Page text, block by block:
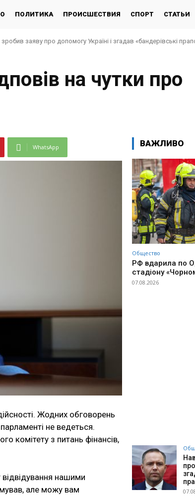
ПОЛИТИКА ПРОИСШЕСТВИЯ СПОРТ СТАТЬИ
заяву про допомогу Україні і згадав «бандерівські
на чутки про
WhatsApp
Жодних обговорень
не ведеться.
комітету з питань фінансів,
нашими
але можу вам
ВАЖЛИВО
Общество
РФ вдарила по
стадіону
07.08.2026